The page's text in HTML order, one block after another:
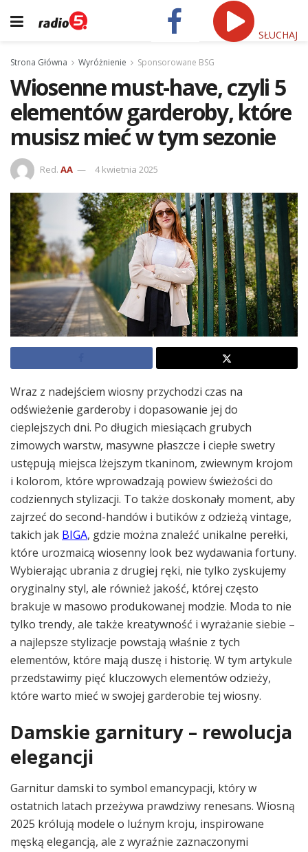
SŁUCHAJ
Strona Główna Wyróżnienie Sponsorowane BSG
Wiosenne must-have, czyli 5
elementów garderoby, które
musisz mieć w tym sezonie
Red. AA 4 kwietnia 2025
Wraz z nadejściem wiosny przychodzi czas na
odświeżenie garderoby i dopasowanie jej do
cieplejszych dni. Po długich miesiącach grubych
zimowych warstw, masywne płaszcze i ciepłe swetry
ustępują miejsca lżejszym tkaninom, zwiewnym krojom
i kolorom, które wprowadzają powiew świeżości do
codziennych stylizacji. To także doskonały moment, aby
zajrzeć do second-handów i butików z odzieżą vintage,
takich jak BIGA, gdzie można znaleźć unikalne perełki,
które urozmaicą wiosenny look bez wydawania fortuny.
Wybierając ubrania z drugiej ręki, nie tylko zyskujemy
oryginalny styl, ale również jakość, której często
brakuje w masowo produkowanej modzie. Moda to nie
tylko trendy, ale także kreatywność i wyrażanie siebie –
a najlepsze stylizacje powstają właśnie z tych
elementów, które mają duszę i historię. W tym artykule
przedstawimy pięć kluczowych elementów odzieży,
które warto mieć w swojej garderobie tej wiosny.
Damskie garnitury – rewolucja
elegancji
Garnitur damski to symbol emancypacji, który w
ostatnich latach przeżywa prawdziwy renesans. Wiosną
2025 królują modele o luźnym kroju, inspirowane
męską elegancją, ale z wyraźnie zaznaczonymi